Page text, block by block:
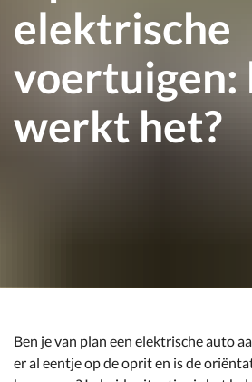
elektrische
voertuigen:
werkt het?
Ben je van plan een elektrische auto
er al eentje op de oprit en is de